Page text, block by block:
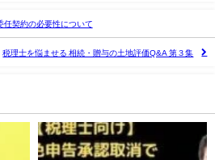
任契約の必要性について
税理士を悩ませる 相続・贈与の土地評価Q&A 第３集